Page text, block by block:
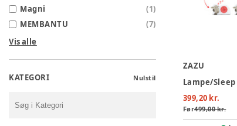
Magni
(1)
MEMBANTU
(7)
Vis alle
KATEGORI Nulstil
ZAZU
399,20 kr.
Før499,00 kr.